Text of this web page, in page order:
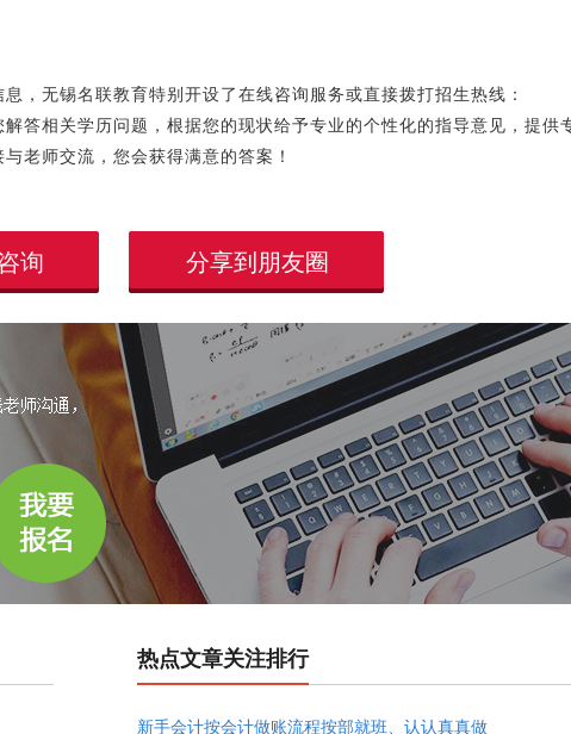
，无锡名联教育特别开设了在线咨询服务或直接拨打招生热线：
答相关学历问题，根据您的现状给予专业的个性化的指导意见，提供
老师交流，您会获得满意的答案！
询 分享到朋友圈
热点文章关注排行
新手会计按会计做账流程按部就班、认认真真做